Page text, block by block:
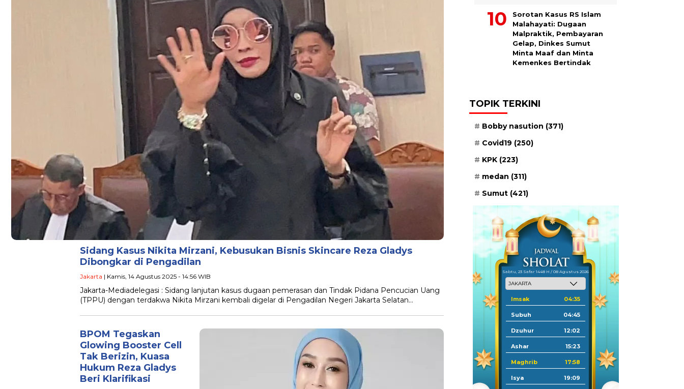
Sidang Kasus Nikita Mirzani, Kebusukan Bisnis Skincare Reza Gladys
Dibongkar di Pengadilan
Jakarta | Kamis, 14 Agustus 2025 - 14:56 WIB
Jakarta-Mediadelegasi : Sidang lanjutan kasus dugaan pemerasan dan Tindak Pidana Pencucian Uang
(TPPU) dengan terdakwa Nikita Mirzani kembali digelar di Pengadilan Negeri Jakarta Selatan…
BPOM Tegaskan
Glowing Booster Cell
Tak Berizin, Kuasa
Hukum Reza Gladys
Beri Klarifikasi
Sorotan Kasus RS Islam
Malahayati: Dugaan
Malpraktik, Pembayaran
Gelap, Dinkes Sumut
Minta Maaf dan Minta
Kemenkes Bertindak
TOPIK TERKINI
Bobby nasution (371)
Covid19 (250)
KPK (223)
medan (311)
Sumut (421)
Sabtu, 23 Safar 1448 H / 08 Agustus 2026
Imsak 04:35
Subuh 04:45
Dzuhur 12:02
Ashar 15:23
Maghrib 17:58
Isya 19:09